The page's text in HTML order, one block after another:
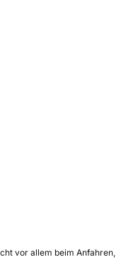
vor allem beim Anfahren,